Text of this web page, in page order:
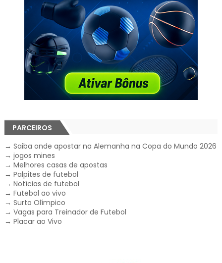
PARCEIROS
→ Saiba onde apostar na Alemanha na Copa do Mundo 2026
→ jogos mines
→ Melhores casas de apostas
→ Palpites de futebol
→ Notícias de futebol
→ Futebol ao vivo
→ Surto Olímpico
→ Vagas para Treinador de Futebol
→ Placar ao Vivo